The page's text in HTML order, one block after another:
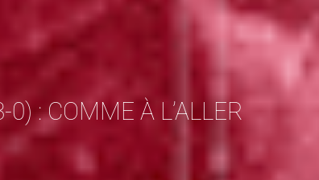
: COMME À L’ALLER